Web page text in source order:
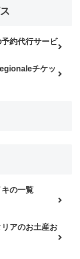
約代行サービ
チケッ
の一覧
アのお土産お